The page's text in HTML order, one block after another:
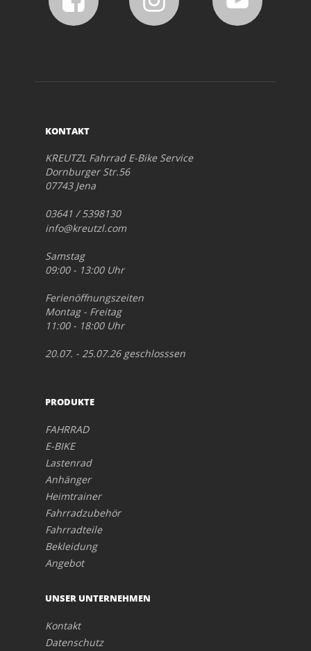
KONTAKT
KREUTZL Fahrrad E-Bike Service
Dornburger Str.56
07743 Jena
03641 / 5398130
info@kreutzl.com
Samstag
09:00 - 13:00 Uhr
Ferienöffnungszeiten
Montag - Freitag
11:00 - 18:00 Uhr
20.07. - 25.07.26 geschlosssen
PRODUKTE
FAHRRAD
E-BIKE
Lastenrad
Anhänger
Heimtrainer
Fahrradzubehör
Fahrradteile
Bekleidung
Angebot
UNSER UNTERNEHMEN
Kontakt
Datenschutz